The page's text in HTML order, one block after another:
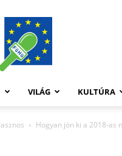
FüHü
VILÁG KULTÚRA
Hogyan jön ki a 2018-as